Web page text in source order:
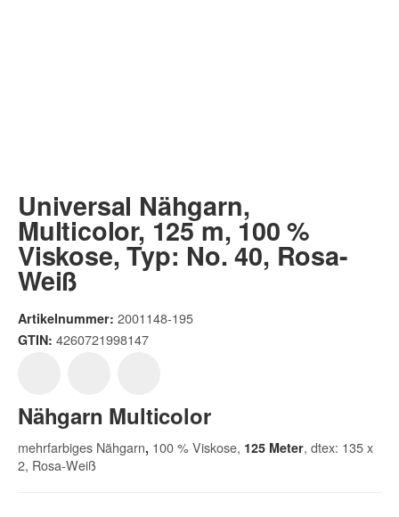
Universal Nähgarn,
Multicolor, 125 m, 100 %
Viskose, Typ: No. 40, Rosa-
Weiß
Artikelnummer: 2001148-195
GTIN: 4260721998147
Nähgarn Multicolor
mehrfarbiges Nähgarn, 100 % Viskose, 125 Meter, dtex: 135 x
2, Rosa-Weiß